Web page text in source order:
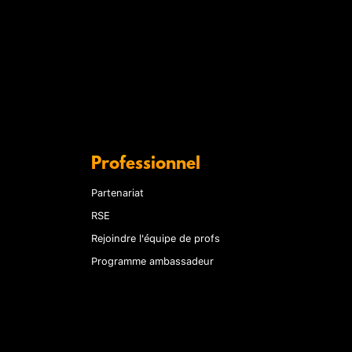
Professionnel
Partenariat
RSE
Rejoindre l'équipe de profs
Programme ambassadeur